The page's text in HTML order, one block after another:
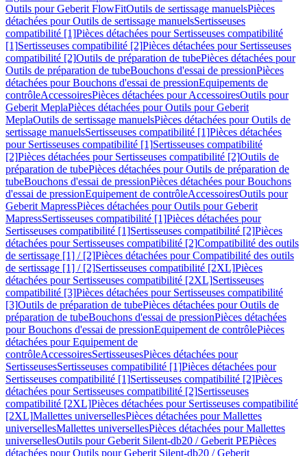
Outils pour Geberit FlowFitOutils de sertissage manuelsPièces
détachées pour Outils de sertissage manuelsSertisseuses
compatibilité [1]Pièces détachées pour Sertisseuses compatibilité
[1]Sertisseuses compatibilité [2]Pièces détachées pour Sertisseuses
compatibilité [2]Outils de préparation de tubePièces détachées pour
Outils de préparation de tubeBouchons d'essai de pressionPièces
détachées pour Bouchons d'essai de pressionEquipements de
contrôleAccessoiresPièces détachées pour AccessoiresOutils pour
Geberit MeplaPièces détachées pour Outils pour Geberit
MeplaOutils de sertissage manuelsPièces détachées pour Outils de
sertissage manuelsSertisseuses compatibilité [1]Pièces détachées
pour Sertisseuses compatibilité [1]Sertisseuses compatibilité
[2]Pièces détachées pour Sertisseuses compatibilité [2]Outils de
préparation de tubePièces détachées pour Outils de préparation de
tubeBouchons d'essai de pressionPièces détachées pour Bouchons
d'essai de pressionEquipement de contrôleAccessoiresOutils pour
Geberit MapressPièces détachées pour Outils pour Geberit
MapressSertisseuses compatibilité [1]Pièces détachées pour
Sertisseuses compatibilité [1]Sertisseuses compatibilité [2]Pièces
détachées pour Sertisseuses compatibilité [2]Compatibilité des outils
de sertissage [1] / [2]Pièces détachées pour Compatibilité des outils
de sertissage [1] / [2]Sertisseuses compatibilité [2XL]Pièces
détachées pour Sertisseuses compatibilité [2XL]Sertisseuses
compatibilité [3]Pièces détachées pour Sertisseuses compatibilité
[3]Outils de préparation de tubePièces détachées pour Outils de
préparation de tubeBouchons d'essai de pressionPièces détachées
pour Bouchons d'essai de pressionEquipement de contrôlePièces
détachées pour Equipement de
contrôleAccessoiresSertisseusesPièces détachées pour
SertisseusesSertisseuses compatibilité [1]Pièces détachées pour
Sertisseuses compatibilité [1]Sertisseuses compatibilité [2]Pièces
détachées pour Sertisseuses compatibilité [2]Sertisseuses
compatibilité [2XL]Pièces détachées pour Sertisseuses compatibilité
[2XL]Mallettes universellesPièces détachées pour Mallettes
universellesMallettes universellesPièces détachées pour Mallettes
universellesOutils pour Geberit Silent-db20 / Geberit PEPièces
détachées pour Outils pour Geberit Silent-db20 / Geberit